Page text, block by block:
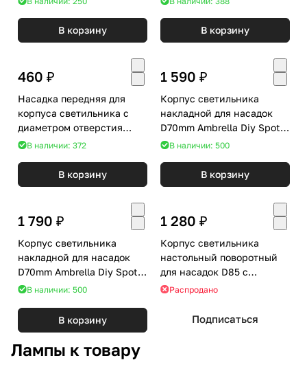
В корзину В корзину
460 ₽
Насадка передняя для
корпуса светильника с
диаметром отверстия
D60mm Ambrella DIY Spot
В наличии: 372
В корзину
1 590 ₽
Корпус светильника
накладной для насадок
D70mm Ambrella Diy Spot
C7510
В наличии: 500
В корзину
1 790 ₽
Корпус светильника
накладной для насадок
D70mm Ambrella Diy Spot
C7403
В наличии: 500
В корзину
1 280 ₽
Корпус светильника
настольный поворотный
для насадок D85 с
выключателем Ambrella
Распродано
Подписаться
Лампы к товару